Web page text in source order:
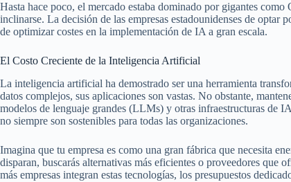
Hasta hace poco, el mercado estaba dominado por gigantes
inclinarse. La decisión de las empresas estadounidenses de optar
de optimizar costes en la implementación de IA a gran escala.
El Costo Creciente de la Inteligencia Artificial
La inteligencia artificial ha demostrado ser una herramienta
datos complejos, sus aplicaciones son vastas. No obstante,
modelos de lenguaje grandes (LLMs) y otras infraestructuras de
no siempre son sostenibles para todas las organizaciones.
Imagina que tu empresa es como una gran fábrica que necesita
disparan, buscarás alternativas más eficientes o proveedores
más empresas integran estas tecnologías, los presupuestos